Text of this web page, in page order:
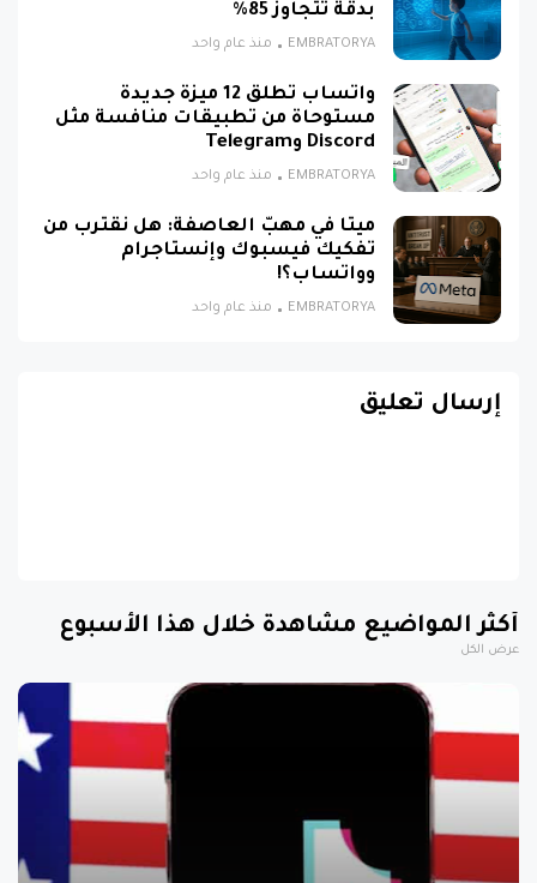
بدقة تتجاوز 85%
EMBRATORYA منذ عام واحد
واتساب تطلق 12 ميزة جديدة
مستوحاة من تطبيقات منافسة مثل
Discord وTelegram
EMBRATORYA منذ عام واحد
ميتا في مهبّ العاصفة: هل نقترب من
تفكيك فيسبوك وإنستاجرام
وواتساب؟!
EMBRATORYA منذ عام واحد
إرسال تعليق
أكثر المواضيع مشاهدة خلال هذا الأسبوع
عرض الكل